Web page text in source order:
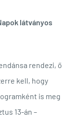
látványos
rendezi, ő
kell, hogy
is meg
13-án –